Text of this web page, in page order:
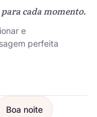
cada momento.
e
perfeita
Boa noite